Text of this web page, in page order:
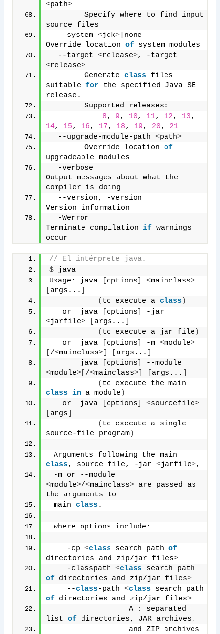
<path>
        Specify where to find input
source files
  --system
<jdk>|none
Override location of system modules
  --target
<release>
<release>
        Generate
class files
suitable for the specified Java SE
release.
        Supported releases:
8, 9, 10, 11, 12, 13
14, 15, 16, 17, 18, 19, 20, 21
  --upgrade-module-path
<path>
        Override location
of
upgradeable modules
  -verbose
Output messages about what the
compiler is doing
  --version, -version
Version information
  -Werror
Terminate compilation if warnings
occur
// El intérprete java.
$ java
Usage: java
options <mainclass>
args...
( to execute a class )
   or  java
options
<jarfile> args...
( to execute a jar file )
   or  java
options -m <module>
/<mainclass>] args...
       java
options
<module>[ /<mainclass>] args...
(
class in a module )
   or  java
options <sourcefile>
args
( to execute a single
source-file program)
class, source file, -jar <jarfile>,
<module>/<mainclass> are passed as
the arguments to
main class .
where options include:
    -cp
<class search path of
directories and zip/jar files>
    -classpath
<class
of directories and zip/jar files>
    --
class-path <class
of directories and zip/jar files>
                  A
:
separated
list of directories, JAR archives,
                  and ZIP archives